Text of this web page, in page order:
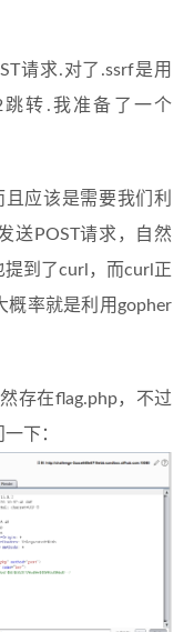
请求.对了.ssrf是用
转.我准备了一个
应该是需要我们利
送POST请求，自然
到了curl，而curl正
概率就是利用gopher
存在flag.php，不过
下：